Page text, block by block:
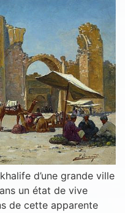
d’une grande ville
un état de vive
de cette apparente